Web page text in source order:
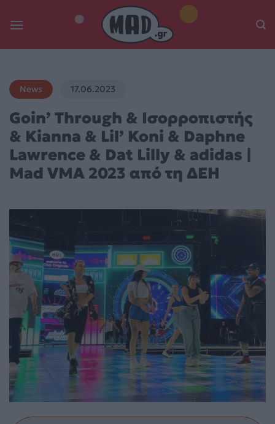
News 17.06.2023
Goin’ Through & Ισορροπιστής
& Kianna & Lil’ Koni & Daphne
Lawrence & Dat Lilly & adidas |
Mad VMA 2023 από τη ΔΕΗ